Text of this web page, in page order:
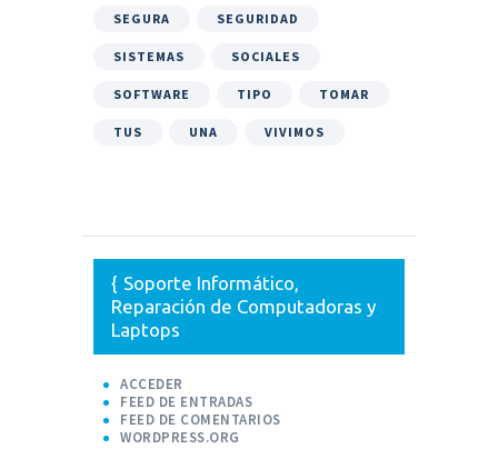
SEGURA SEGURIDAD
SISTEMAS SOCIALES
SOFTWARE TIPO TOMAR
TUS UNA VIVIMOS
Soporte Informático,
Reparación de Computadoras y
Laptops
ACCEDER
FEED DE ENTRADAS
FEED DE COMENTARIOS
WORDPRESS.ORG